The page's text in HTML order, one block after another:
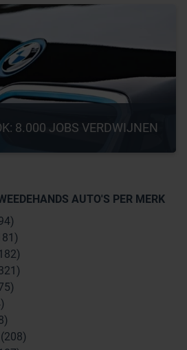
8.000 JOBS VERDWIJNEN
AUTO'S PER MERK